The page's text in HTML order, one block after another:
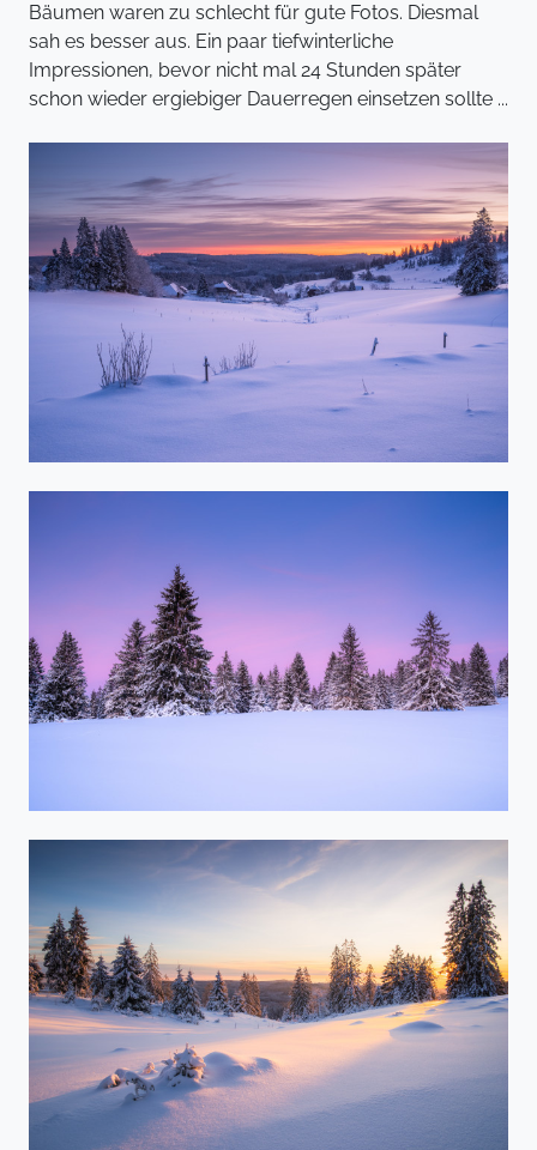
Bäumen waren zu schlecht für gute Fotos. Diesmal
sah es besser aus. Ein paar tiefwinterliche
Impressionen, bevor nicht mal 24 Stunden später
schon wieder ergiebiger Dauerregen einsetzen sollte ...